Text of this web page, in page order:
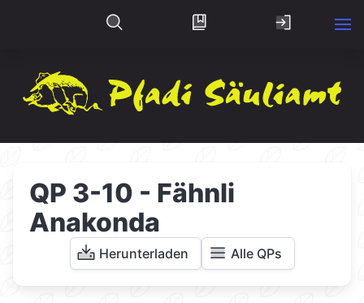
QP 3-10 - Fähnli
Anakonda
Herunterladen Alle QPs